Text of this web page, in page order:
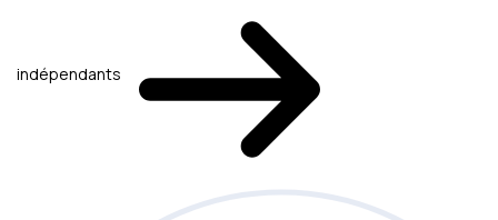
indépendants